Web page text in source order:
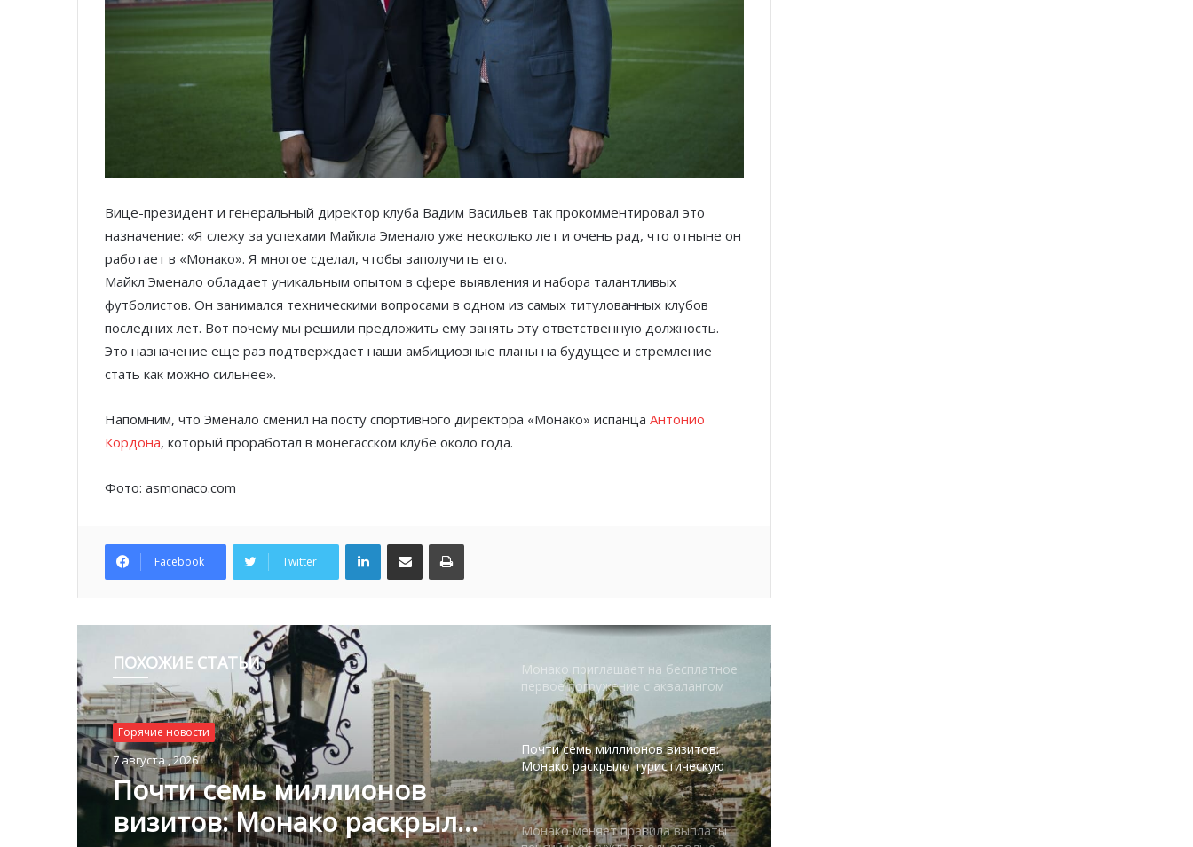
Вице-президент и генеральный директор клуба Вадим Васильев так прокомментировал это
назначение: «Я слежу за успехами Майкла Эменало уже несколько лет и очень рад, что отныне он
работает в «Монако». Я многое сделал, чтобы заполучить его.
Майкл Эменало обладает уникальным опытом в сфере выявления и набора талантливых
футболистов. Он занимался техническими вопросами в одном из самых титулованных клубов
последних лет. Вот почему мы решили предложить ему занять эту ответственную должность.
Это назначение еще раз подтверждает наши амбициозные планы на будущее и стремление
стать как можно сильнее».
Напомним, что Эменало сменил на посту спортивного директора «Монако» испанца Антонио
Кордона, который проработал в монегасском клубе около года.
Фото: asmonaco.com
Facebook Twitter
LinkedInПоделиться по электронной почте Распечатать
ПОХОЖИЕ СТАТЬИ
Горячие новости
7 августа , 2026
Почти семь миллионов
визитов: Монако раскрыло
помог детям на пяти континентах
После финиша начинается главное:
Монако подсчитывает
Отели Монако стали главным
Шарлен посетили 77-й Бал
паузой
Монако приглашает на бесплатное
первое погружение с аквалангом
Почти семь миллионов визитов:
Монако раскрыло туристическую
статистику
Монако меняет правила выплаты